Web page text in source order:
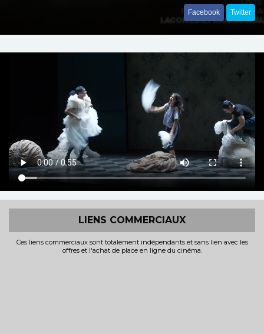
Facebook Twitter
LIENS COMMERCIAUX
Ces liens commerciaux sont totalement indépendants et sans lien avec les
offres et l'achat de place en ligne du cinéma.